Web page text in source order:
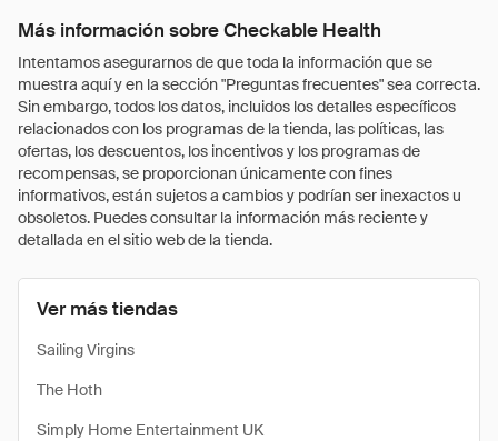
Más información sobre Checkable Health
Intentamos asegurarnos de que toda la información que se
muestra aquí y en la sección "Preguntas frecuentes" sea correcta.
Sin embargo, todos los datos, incluidos los detalles específicos
relacionados con los programas de la tienda, las políticas, las
ofertas, los descuentos, los incentivos y los programas de
recompensas, se proporcionan únicamente con fines
informativos, están sujetos a cambios y podrían ser inexactos u
obsoletos. Puedes consultar la información más reciente y
detallada en el sitio web de la tienda.
Ver más tiendas
Sailing Virgins
The Hoth
Simply Home Entertainment UK